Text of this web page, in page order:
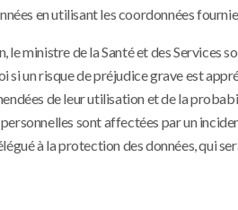
en utilisant les coordonnées
ministre de la Santé et des Services
si un risque de préjudice grave est
de leur utilisation et de la
sont affectées par un
à la protection des données, qui